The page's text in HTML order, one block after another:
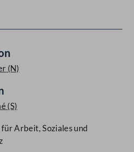
(N)
(S)
Arbeit, Soziales und